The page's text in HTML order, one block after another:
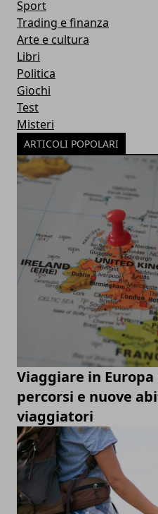
Sport
Trading e finanza
Arte e cultura
Libri
Politica
Giochi
Test
Misteri
ARTICOLI POPOLARI
Viaggiare in
percorsi e nuove
viaggiatori